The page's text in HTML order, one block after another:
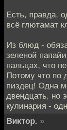
Есть, правда,
всё глютамат
Из блюд -
зеленой
пальцах, что
Потому что по
пиздец! Одна
двендцать, но
кулинария -
Виктор. »